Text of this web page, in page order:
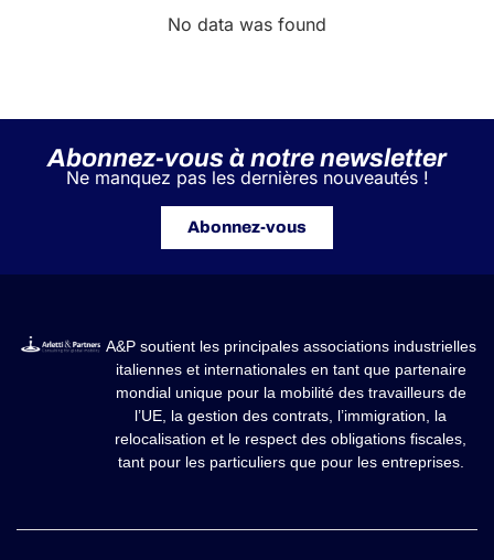
No data was found
Abonnez-vous à notre newsletter
Ne manquez pas les dernières nouveautés !
Abonnez-vous
A&P soutient les principales associations industrielles
italiennes et internationales en tant que partenaire
mondial unique pour la mobilité des travailleurs de
l’UE, la gestion des contrats, l’immigration, la
relocalisation et le respect des obligations fiscales,
tant pour les particuliers que pour les entreprises.